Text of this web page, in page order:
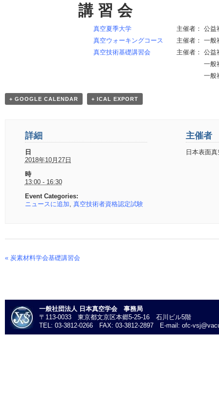
講 習 会
真空夏季大学
主催者： 公益
真空ウォーキングコース
主催者： 一般
真空技術基礎講習会
主催者： 公益
一般社団
一般社団法
+ GOOGLE CALENDAR + ICAL EXPORT
詳細
日
2018年10月27日
時
13:00 - 16:30
Event Categories:
ニュースに追加, 真空技術者資格認定試験
主催者
日本表面
Event
« 炭素材料学会基礎講習会
一般社団法人 日本真空学会 事務局
〒113-0033 東京都文京区本郷5-25-16 石川ビル5階
TEL: 03-3812-0266 FAX: 03-3812-2897 E-mail: ofc-